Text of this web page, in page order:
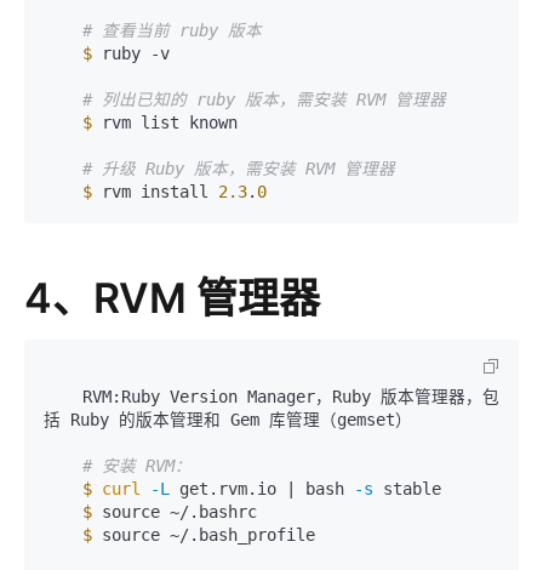
# 查看当前 ruby 版本
$
ruby -v
# 列出已知的 ruby 版本，需安装 RVM 管理器
$
rvm list known
# 升级 Ruby 版本，需安装 RVM 管理器
$
rvm install 2.3. 0
4、RVM 管理器
括 Ruby 的版本管理和 Gem 库管理（gemset）
# 安装 RVM：
$ curl -L get.rvm.io | bash -s stable
$ source ~/.bashrc
$ source ~/.bash_profile